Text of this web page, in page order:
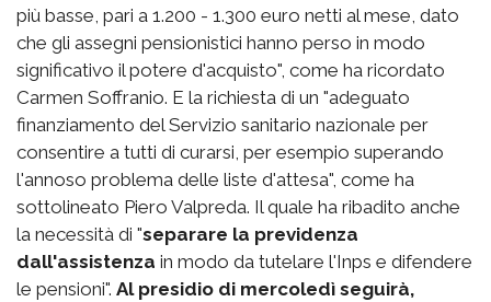
più basse, pari a 1.200 - 1.300 euro netti al mese, dato
che gli assegni pensionistici hanno perso in modo
significativo il potere d'acquisto", come ha ricordato
Carmen Soffranio. E la richiesta di un "adeguato
finanziamento del Servizio sanitario nazionale per
consentire a tutti di curarsi, per esempio superando
l'annoso problema delle liste d'attesa", come ha
sottolineato Piero Valpreda. Il quale ha ribadito anche
la necessità di "separare la previdenza
dall'assistenza in modo da tutelare l'Inps e difendere
le pensioni". Al presidio di mercoledì seguirà,